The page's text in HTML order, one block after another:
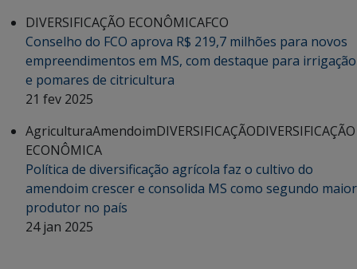
DIVERSIFICAÇÃO ECONÔMICAFCO
Conselho do FCO aprova R$ 219,7 milhões para novos
empreendimentos em MS, com destaque para irrigação
e pomares de citricultura
21 fev 2025
AgriculturaAmendoimDIVERSIFICAÇÃODIVERSIFICAÇÃO
ECONÔMICA
Política de diversificação agrícola faz o cultivo do
amendoim crescer e consolida MS como segundo maior
produtor no país
24 jan 2025